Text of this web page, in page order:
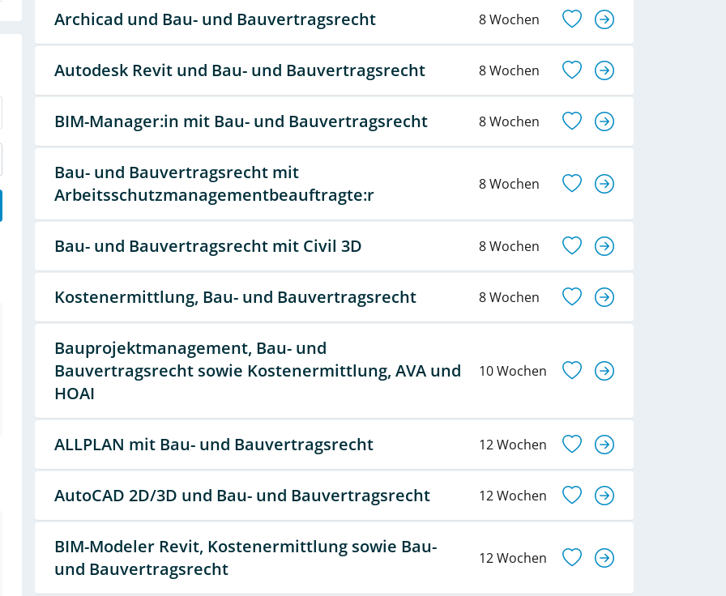
Archicad und Bau- und Bauvertragsrecht 8 Wochen
Autodesk Revit und Bau- und Bauvertragsrecht 8 Wochen
BIM-Manager:in mit Bau- und Bauvertragsrecht 8 Wochen
Bau- und Bauvertragsrecht mit
Arbeitsschutzmanagementbeauftragte:r
8 Wochen
Bau- und Bauvertragsrecht mit Civil 3D 8 Wochen
Kostenermittlung, Bau- und Bauvertragsrecht 8 Wochen
Bauprojektmanagement, Bau- und
Bauvertragsrecht sowie Kostenermittlung, AVA und
HOAI
10 Wochen
ALLPLAN mit Bau- und Bauvertragsrecht 12 Wochen
AutoCAD 2D/3D und Bau- und Bauvertragsrecht 12 Wochen
BIM-Modeler Revit, Kostenermittlung sowie Bau-
und Bauvertragsrecht
12 Wochen